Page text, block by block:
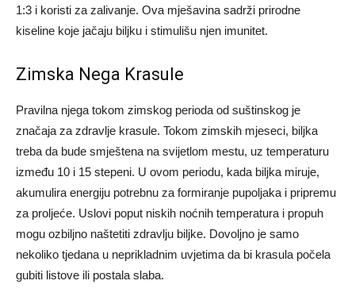
1:3 i koristi za zalivanje. Ova mješavina sadrži prirodne
kiseline koje jačaju biljku i stimulišu njen imunitet.
Zimska Nega Krasule
Pravilna njega tokom zimskog perioda od suštinskog je
značaja za zdravlje krasule. Tokom zimskih mjeseci, biljka
treba da bude smještena na svijetlom mestu, uz temperaturu
između 10 i 15 stepeni. U ovom periodu, kada biljka miruje,
akumulira energiju potrebnu za formiranje pupoljaka i pripremu
za proljeće. Uslovi poput niskih noćnih temperatura i propuh
mogu ozbiljno naštetiti zdravlju biljke. Dovoljno je samo
nekoliko tjedana u neprikladnim uvjetima da bi krasula počela
gubiti listove ili postala slaba.